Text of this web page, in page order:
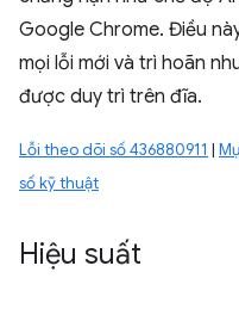
Google Chrome. Điều
mọi lỗi mới và trì hoãn
được duy trì trên đĩa.
Lỗi theo dõi số 436880911 |
số kỹ thuật
Hiệu suất